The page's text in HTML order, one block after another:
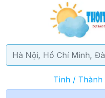
Tỉnh / Thành